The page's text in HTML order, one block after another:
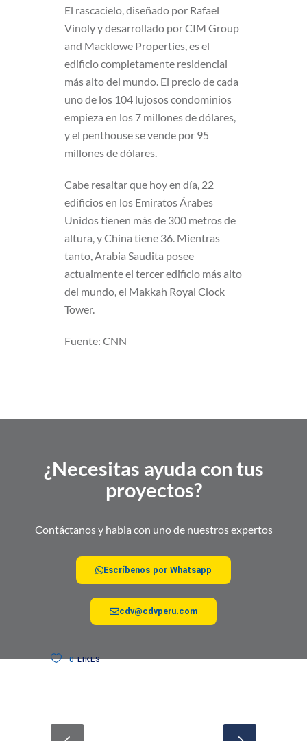
El rascacielo, diseñado por Rafael
Vinoly y desarrollado por CIM Group
and Macklowe Properties, es el
edificio completamente residencial
más alto del mundo. El precio de cada
uno de los 104 lujosos condominios
empieza en los 7 millones de dólares,
y el penthouse se vende por 95
millones de dólares.
Cabe resaltar que hoy en día, 22
edificios en los Emiratos Árabes
Unidos tienen más de 300 metros de
altura, y China tiene 36. Mientras
tanto, Arabia Saudita posee
actualmente el tercer edificio más alto
del mundo, el Makkah Royal Clock
Tower.
Fuente: CNN
¿Necesitas ayuda con tus
proyectos?
Contáctanos y habla con uno de nuestros expertos
Escríbenos por Whatsapp
cdv@cdvperu.com
0LIKES